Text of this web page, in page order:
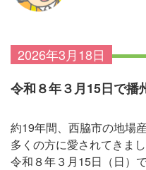
令和８年３月15日で播
2026年3月18日
約19年間、西脇市の地場
多くの方に愛されてきま
令和８年３月15日（日）